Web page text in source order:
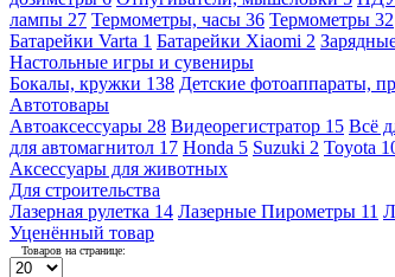
лампы 27 Термометры, часы 36 Термометры 32
Батарейки Varta 1 Батарейки Xiaomi 2
Настольные игры и сувениры
Бокалы, кружки 138 Детские фотоаппараты,
Автотовары
Автоаксессуары 28 Видеорегистратор 15 Всё
для автомагнитол 17 Honda 5 Suzuki 2 Toyota
Аксессуары для животных
Для строительства
Лазерная рулетка 14 Лазерные Пирометры 11
Уценённый товар
Товаров на странице: